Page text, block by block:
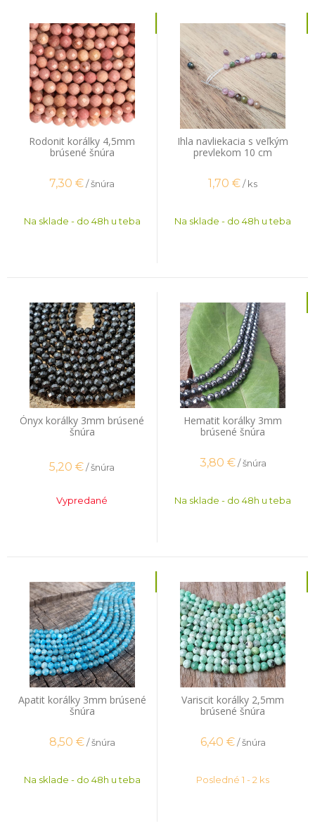
Rodonit korálky 4,5mm
brúsené šnúra
7,30 €/ šnúra
Na sklade - do 48h u teba
Ihla navliekacia s veľkým
prevlekom 10 cm
1,70 €/ ks
Na sklade - do 48h u teba
Ónyx korálky 3mm brúsené
šnúra
5,20 €/ šnúra
Vypredané
Hematit korálky 3mm
brúsené šnúra
3,80 € / šnúra
Na sklade - do 48h u teba
Apatit korálky 3mm brúsené
šnúra
8,50 € / šnúra
Na sklade - do 48h u teba
Variscit korálky 2,5mm
brúsené šnúra
6,40 € / šnúra
Posledné 1 - 2 ks